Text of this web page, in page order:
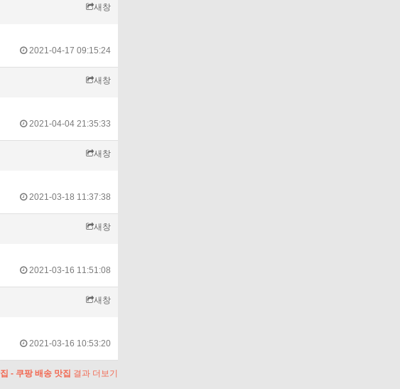
새창
2021-04-17 09:15:24
새창
2021-04-04 21:35:33
새창
2021-03-18 11:37:38
새창
2021-03-16 11:51:08
새창
2021-03-16 10:53:20
- 쿠팡 배송 맛집 결과 더보기